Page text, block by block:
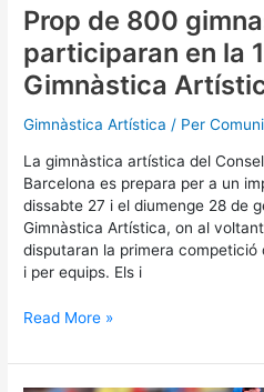
Prop de 800
participaran en la
Gimnàstica
Gimnàstica Artística / Per
La gimnàstica artística del
Barcelona es prepara per a un
dissabte 27 i el diumenge 28 de
Gimnàstica Artística, on al
disputaran la primera
i per equips. Els i
de
Gimnàstica
Artística
Read More »